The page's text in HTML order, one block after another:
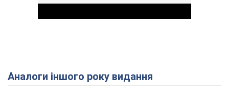
Play Video
Аналоги іншого року видання